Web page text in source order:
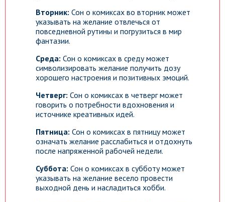
Вторник: Сон о комиксах во вторник может
указывать на желание отвлечься от
повседневной рутины и погрузиться в мир
фантазии.
Среда: Сон о комиксах в среду может
символизировать желание получить дозу
хорошего настроения и позитивных эмоций.
Четверг: Сон о комиксах в четверг может
говорить о потребности вдохновения и
источнике креативных идей.
Пятница: Сон о комиксах в пятницу может
означать желание расслабиться и отдохнуть
после напряженной рабочей недели.
Суббота: Сон о комиксах в субботу может
указывать на желание весело провести
выходной день и насладиться хобби.